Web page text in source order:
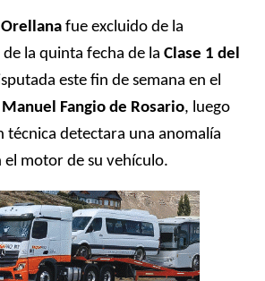
fue excluido de la
la quinta fecha de la Clase 1 del
este fin de semana en el
Manuel Fangio de Rosario, luego
técnica detectara una anomalía
el motor de su vehículo.